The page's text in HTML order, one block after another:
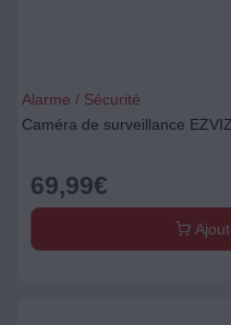
Alarme / Sécurité
Caméra de surveillance
69,99€